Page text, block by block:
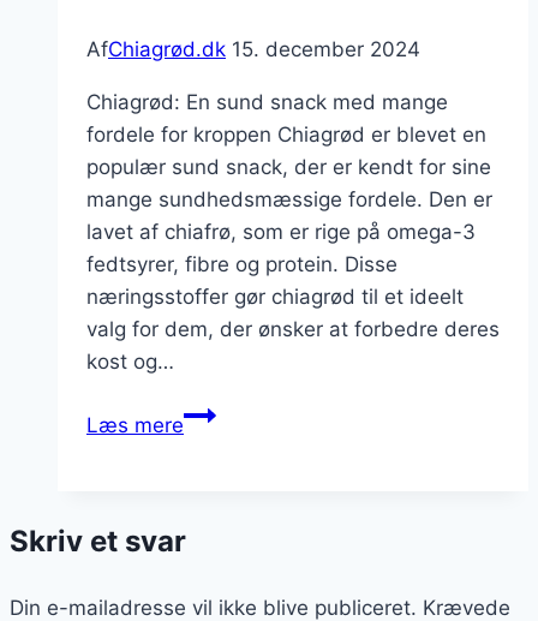
AfChiagrød.dk 15. december 2024
Chiagrød: En sund snack med mange
fordele for kroppen Chiagrød er blevet en
populær sund snack, der er kendt for sine
mange sundhedsmæssige fordele. Den er
lavet af chiafrø, som er rige på omega-3
fedtsyrer, fibre og protein. Disse
næringsstoffer gør chiagrød til et ideelt
valg for dem, der ønsker at forbedre deres
kost og…
Læs mereChiagrød
og
Skriv et svar
Din e-mailadresse vil ikke blive publiceret. Krævede